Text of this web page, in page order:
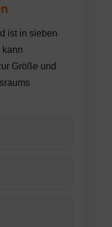
ist in sieben
kann
Größe und